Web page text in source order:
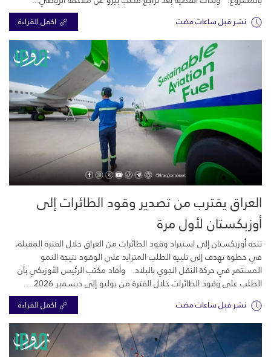
نشر قبل ساعات مضت اكمل القراءة
العراق يقترب من تصدير وقود الطائرات إلى
أوزبكستان لأول مرة
تتجه أوزبكستان إلى استيراد وقود الطائرات من العراق خلال الفترة المقبلة،
في خطوة تهدف إلى تلبية الطلب المتزايد على الوقود نتيجة النمو
المستمر في حركة النقل الجوي بالبلاد. وأفاد مكتب الرئيس الأوزبكي بأن
الطلب على وقود الطائرات خلال الفترة من يوليو إلى ديسمبر 2026...
نشر قبل ساعات مضت اكمل القراءة